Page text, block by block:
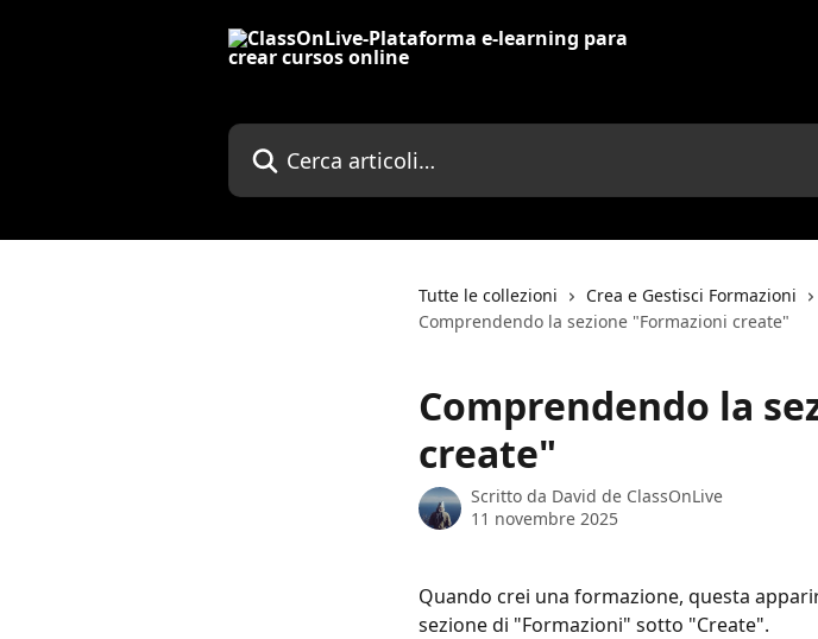
Cerca articoli…
Tutte le collezioni Crea e Gestisci Formazioni
Comprendendo la sezione "Formazioni create"
Comprendendo la
create"
Scritto da David de ClassOnLive
11 novembre 2025
Quando crei una formazione, questa
sezione di "Formazioni" sotto "Create".